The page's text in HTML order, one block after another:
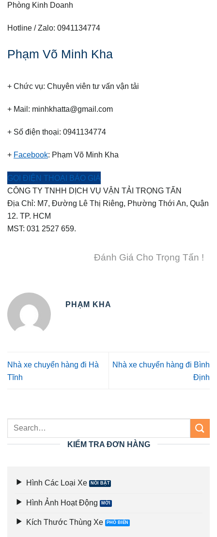
Phòng Kinh Doanh
Hotline / Zalo: 0941134774
Phạm Võ Minh Kha
+ Chức vụ: Chuyên viên tư vấn vận tải
+ Mail: minhkhatta@gmail.com
+ Số điện thoại: 0941134774
+ Facebook: Phạm Võ Minh Kha
GỌI ĐIỆN THOẠI BÁO GIÁ
CÔNG TY TNHH DỊCH VỤ VẬN TẢI TRỌNG TẤN
Địa Chỉ: M7, Đường Lê Thị Riêng, Phường Thới An, Quận
12. TP. HCM
MST: 031 2527 659.
Đánh Giá Cho Trọng Tấn !
PHẠM KHA
Nhà xe chuyển hàng đi Hà
Tĩnh
Nhà xe chuyển hàng đi Bình
Định
KIỂM TRA ĐƠN HÀNG
Hình Các Loại Xe
Hình Ảnh Hoạt Động
Kích Thước Thùng Xe